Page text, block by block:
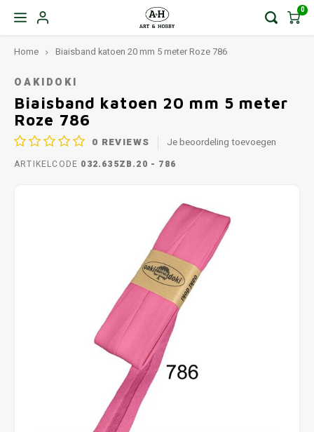
0
Home Biaisband katoen 20 mm 5 meter Roze 786
OAKIDOKI
Biaisband katoen 20 mm 5 meter
Roze 786
0 REVIEWS Je beoordeling toevoegen
ARTIKELCODE 032.635ZB.20 - 786